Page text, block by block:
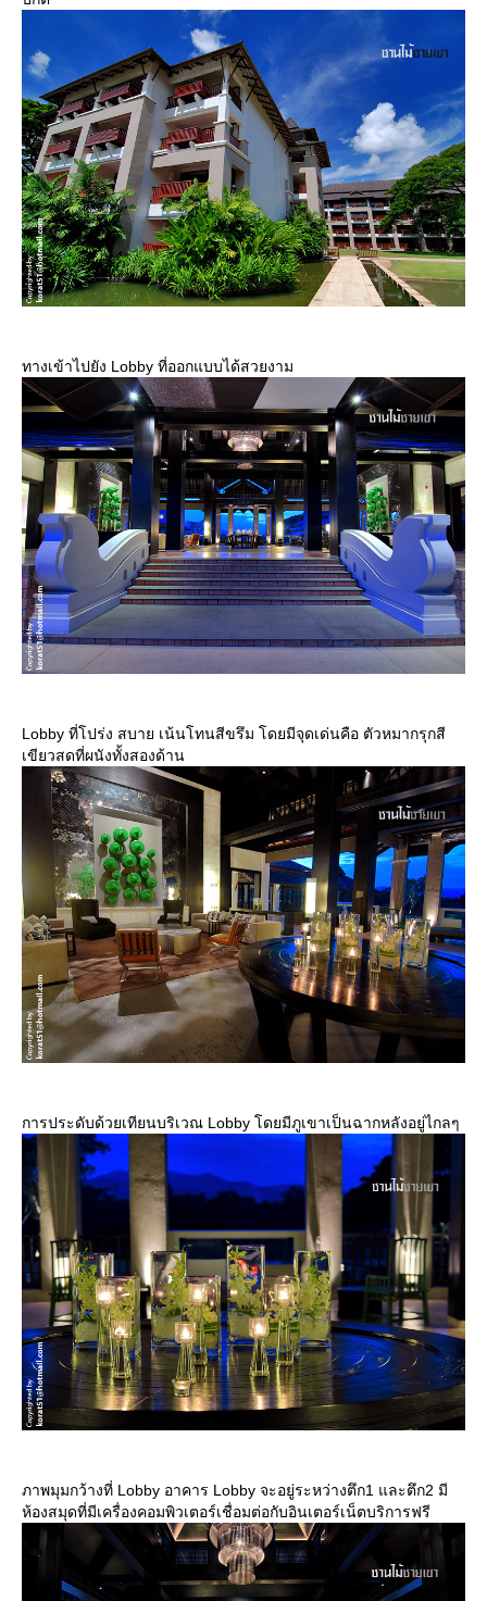
ทางเข้าไปยัง Lobby ที่ออกแบบได้สวยงาม
Lobby ที่โปร่ง สบาย เน้นโทนสีขรึม โดยมีจุดเด่นคือ ตัวหมากรุกสี
เขียวสดที่ผนังทั้งสองด้าน
การประดับด้วยเทียนบริเวณ Lobby โดยมีภูเขาเป็นฉากหลังอยู่ไกลๆ
ภาพมุมกว้างที่ Lobby อาคาร Lobby จะอยู่ระหว่างตึก1 และตึก2 มี
ห้องสมุดที่มีเครื่องคอมพิวเตอร์เชื่อมต่อกับอินเตอร์เน็ตบริการฟรี